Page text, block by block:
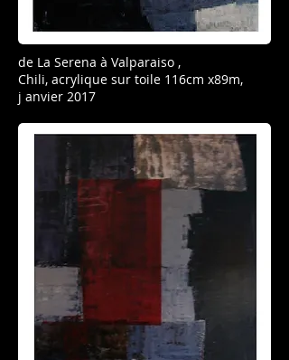
de La Serena à Valparaiso ,
Chili, acrylique sur toile 116cm x89m,
j anvier 2017